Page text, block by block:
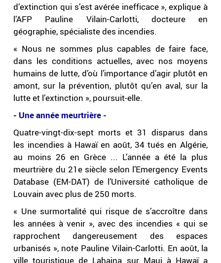
d’extinction qui s’est avérée inefficace », explique à
l’AFP Pauline Vilain-Carlotti, docteure en
géographie, spécialiste des incendies.
« Nous ne sommes plus capables de faire face,
dans les conditions actuelles, avec nos moyens
humains de lutte, d’où l’importance d’agir plutôt en
amont, sur la prévention, plutôt qu’en aval, sur la
lutte et l’extinction », poursuit-elle.
- Une année meurtrière -
Quatre-vingt-dix-sept morts et 31 disparus dans
les incendies à Hawaï en août, 34 tués en Algérie,
au moins 26 en Grèce ... L’année a été la plus
meurtrière du 21e siècle selon l’Emergency Events
Database (EM-DAT) de l’Université catholique de
Louvain avec plus de 250 morts.
« Une surmortalité qui risque de s’accroître dans
les années à venir », avec des incendies « qui se
rapprochent dangereusement des espaces
urbanisés », note Pauline Vilain-Carlotti. En août, la
ville touristique de Lahaina sur Maui à Hawaï a